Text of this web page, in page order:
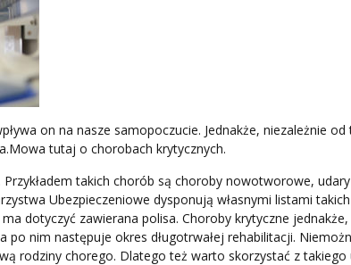
on na nasze samopoczucie. Jednakże, niezależnie
tutaj o chorobach krytycznych.
takich chorób są choroby nowotworowe,
Ubezpieczeniowe dysponują własnymi listami
dotyczyć zawierana polisa. Choroby krytyczne jednakże,
nim następuje okres długotrwałej rehabilitacji.
rodziny chorego. Dlatego też warto skorzystać z takiego